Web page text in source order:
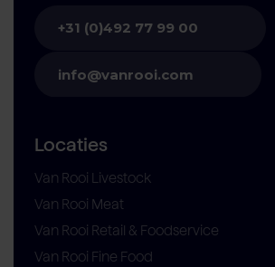
+31 (0)492 77 99 00
info@vanrooi.com
Locaties
Van Rooi Livestock
Van Rooi Meat
Van Rooi Retail & Foodservice
Van Rooi Fine Food